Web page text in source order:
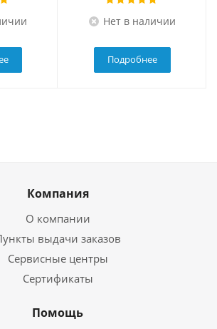
Нет в наличии
Подробнее
Компания
О компании
выдачи заказов
Сервисные центры
Сертификаты
Помощь